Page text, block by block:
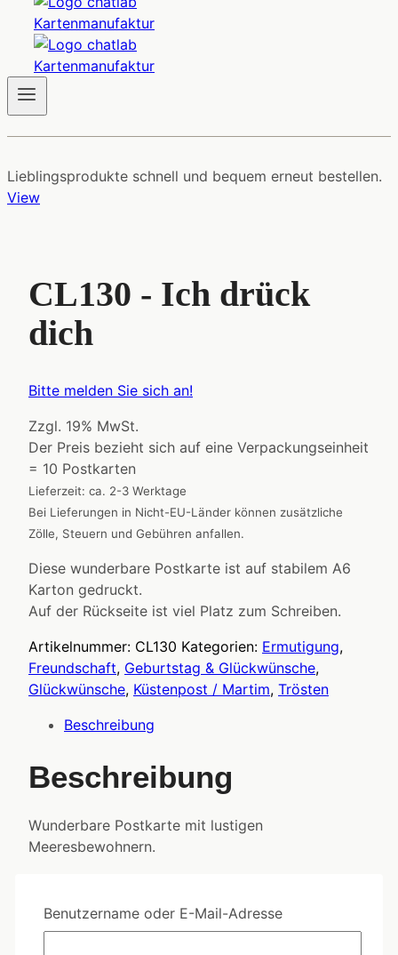
Lieblingsprodukte schnell und bequem erneut bestellen.
View
CL130 - Ich drück
dich
Bitte melden Sie sich an!
Zzgl. 19% MwSt.
Der Preis bezieht sich auf eine Verpackungseinheit
= 10 Postkarten
Lieferzeit: ca. 2-3 Werktage
Bei Lieferungen in Nicht-EU-Länder können zusätzliche
Zölle, Steuern und Gebühren anfallen.
Diese wunderbare Postkarte ist auf stabilem A6
Karton gedruckt.
Auf der Rückseite ist viel Platz zum Schreiben.
Artikelnummer: CL130 Kategorien: Ermutigung,
Freundschaft, Geburtstag & Glückwünsche,
Glückwünsche, Küstenpost / Martim, Trösten
Beschreibung
Beschreibung
Wunderbare Postkarte mit lustigen
Meeresbewohnern.
Ähnliche Produkte
Benutzername oder E-Mail-Adresse